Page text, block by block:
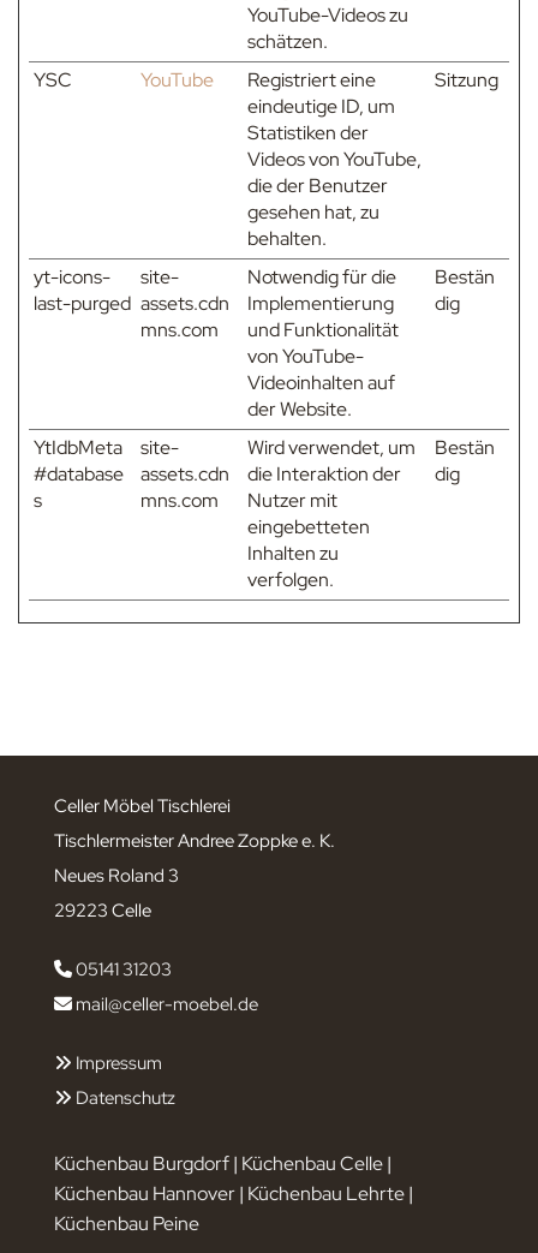
YouTube-Videos zu
schätzen.
YSC YouTube
Registriert eine
eindeutige ID, um
Statistiken der
Videos von YouTube,
die der Benutzer
gesehen hat, zu
behalten.
Sitzung
yt-icons-
last-purged
site-
assets.cdn
mns.com
Notwendig für die
Implementierung
und Funktionalität
von YouTube-
Videoinhalten auf
der Website.
Bestän
dig
YtIdbMeta
#database
s
site-
assets.cdn
mns.com
Wird verwendet, um
die Interaktion der
Nutzer mit
eingebetteten
Inhalten zu
verfolgen.
Bestän
dig
Celler Möbel Tischlerei
Tischlermeister Andree Zoppke e. K.
Neues Roland 3
29223 Celle
 05141 31203
 mail@celler-moebel.de
 Impressum
 Datenschutz
Küchenbau Burgdorf| Küchenbau Celle|
Küchenbau Hannover| Küchenbau Lehrte|
Küchenbau Peine